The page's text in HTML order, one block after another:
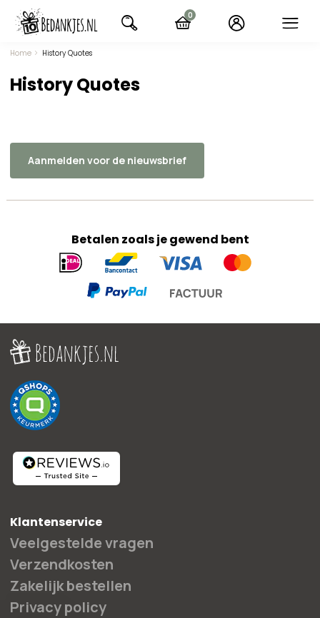
naar
navigatie
Home History Quotes
History Quotes
0
items
Betalen zoals je gewend bent
Geaccepteerde
betaalmethoden
Aanmelden voor de nieuwsbrief
Klantenservice
Veelgestelde vragen
Verzendkosten
Zakelijk bestellen
Privacy policy